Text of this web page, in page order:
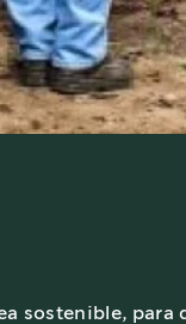
sostenible,